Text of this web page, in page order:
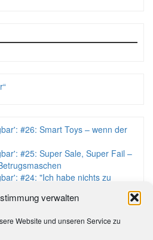
verwalten
Website und unseren Service zu
#26: Smart Toys – wenn der
#25: Super Sale, Super Fail –
#24: "Ich habe nichts zu
#23: Gaming-Sicherheit zur
#22: Deepfakes – die perfekte